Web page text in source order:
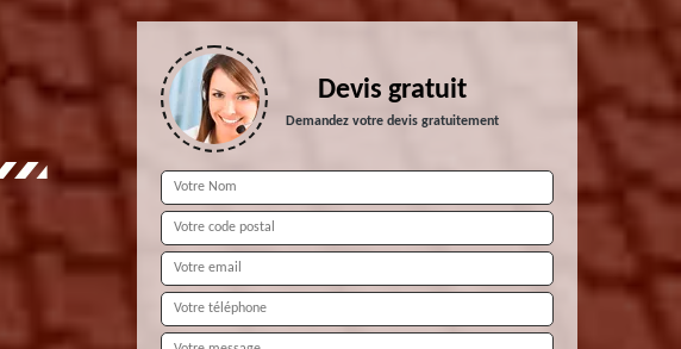
Devis gratuit
Demandez votre devis gratuitement